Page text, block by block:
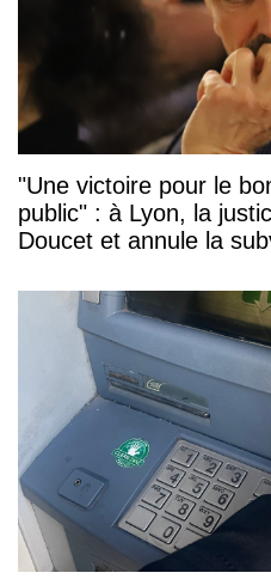
"Une victoire pour le
public" : à Lyon, la
Doucet et annule la